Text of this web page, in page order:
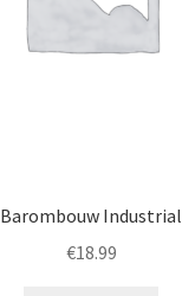
Barombouw Industrial
€18.99